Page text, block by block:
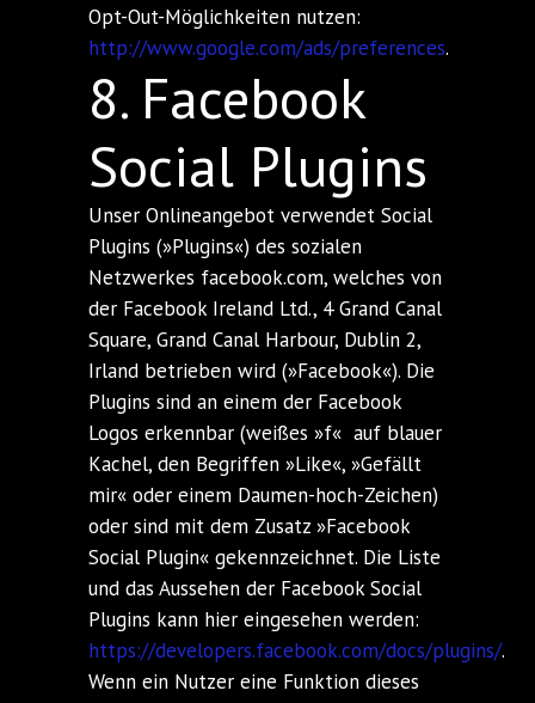
Opt-Out-Möglichkeiten nutzen:
http://www.google.com/ads/preferences.
8. Facebook
Social Plugins
Unser Onlineangebot verwendet Social
Plugins (»Plugins«) des sozialen
Netzwerkes facebook.com, welches von
der Facebook Ireland Ltd., 4 Grand Canal
Square, Grand Canal Harbour, Dublin 2,
Irland betrieben wird (»Facebook«). Die
Plugins sind an einem der Facebook
Logos erkennbar (weißes »f« auf blauer
Kachel, den Begriffen »Like«, »Gefällt
mir« oder einem Daumen-hoch-Zeichen)
oder sind mit dem Zusatz »Facebook
Social Plugin« gekennzeichnet. Die Liste
und das Aussehen der Facebook Social
Plugins kann hier eingesehen werden:
https://developers.facebook.com/docs/plugins/.
Wenn ein Nutzer eine Funktion dieses